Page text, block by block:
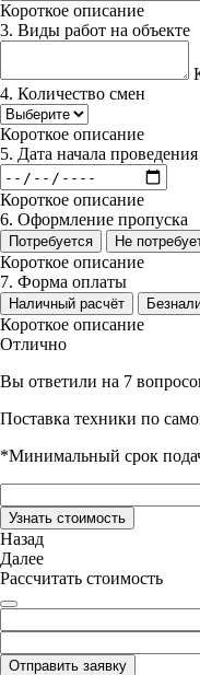
Короткое описание
3. Виды работ на объекте
4. Количество смен
Короткое описание
5. Дата начала
Короткое описание
6. Оформление пропуска
Потребуется Не
Короткое описание
7. Форма оплаты
Наличный расчёт
Короткое описание
Отлично
Вы ответили на 7
Поставка техники по
*Минимальный срок
Узнать стоимость
Назад
Далее
Рассчитать стоимость
Отправить заявку